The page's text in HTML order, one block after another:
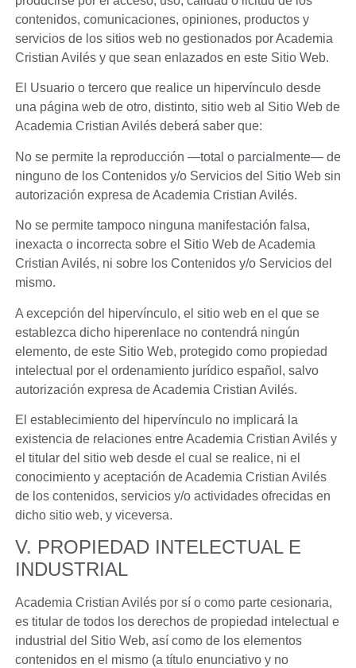
contenidos, comunicaciones, opiniones, productos y
servicios de los sitios web no gestionados porAcademia
Cristian Avilésy que sean enlazados en este Sitio Web.
El Usuario o tercero que realice un hipervínculo desde
una página web de otro, distinto, sitio web al Sitio Web de
Academia Cristian Avilésdeberá saber que:
No se permite la reproducción —total o parcialmente— de
ninguno de los Contenidos y/o Servicios del Sitio Web sin
autorización expresa deAcademia Cristian Avilés.
No se permite tampoco ninguna manifestación falsa,
inexacta o incorrecta sobre el Sitio Web deAcademia
Cristian Avilés, ni sobre los Contenidos y/o Servicios del
mismo.
A excepción del hipervínculo, el sitio web en el que se
establezca dicho hiperenlace no contendrá ningún
elemento, de este Sitio Web, protegido como propiedad
intelectual por el ordenamiento jurídico español, salvo
autorización expresa deAcademia Cristian Avilés.
El establecimiento del hipervínculo no implicará la
existencia de relaciones entreAcademia Cristian Avilésy
el titular del sitio web desde el cual se realice, ni el
conocimiento y aceptación deAcademia Cristian Avilés
de los contenidos, servicios y/o actividades ofrecidas en
dicho sitio web, y viceversa.
V. PROPIEDAD INTELECTUAL E
INDUSTRIAL
Academia Cristian Aviléspor sí o como parte cesionaria,
es titular de todos los derechos de propiedad intelectual e
industrial del Sitio Web, así como de los elementos
contenidos en el mismo (a título enunciativo y no